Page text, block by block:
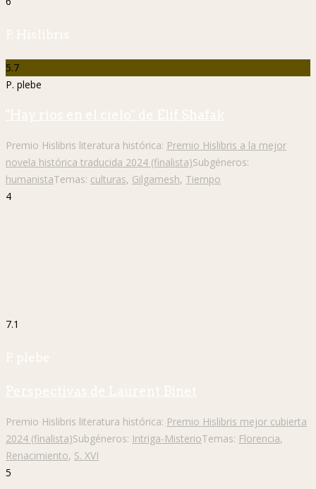
P. Hislibris
5.7
P. plebe
"Hay ríos en el cielo" de Elif Shafak
Premio Hislibris literatura histórica: Premio Hislibris a la mejor
novela histórica traducida 2024 (finalista)Subgéneros:
humanistaTemas: culturas, Gilgamesh, Tiempo
4
7.1
P. plebe
Perspectivas de Laurent Binet
Premio Hislibris literatura histórica: Premio Hislibris mejor cubierta
2024 (finalista)Subgéneros: Intriga-MisterioTemas: Florencia,
Renacimiento, S. XVI
5